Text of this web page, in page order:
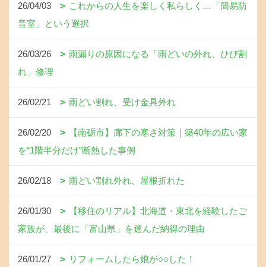
26/04/03
これからの人生を楽しく私らしく…「簡易防
音室」という選択
26/03/26
雨漏りの原因になる「雨どいの外れ、ひび割
れ」修理
26/02/21 雨どい割れ、受け金具外れ
26/02/20
【南砺市】廊下の寒さ対策｜築40年の広い家
を“1階半分だけ”断熱した事例
26/02/18 雨どい割れ外れ、屋根折れた
26/01/30
【移住のリアル】北海道・東北を経験したご
家族が、最後に「富山県」を選んだ納得の理由
26/01/27 リフォームしたら娘が○○した！